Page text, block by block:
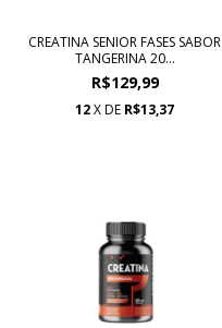
CREATINA SENIOR FASES SABOR
TANGERINA 20...
R$129,99
12X DE R$13,37